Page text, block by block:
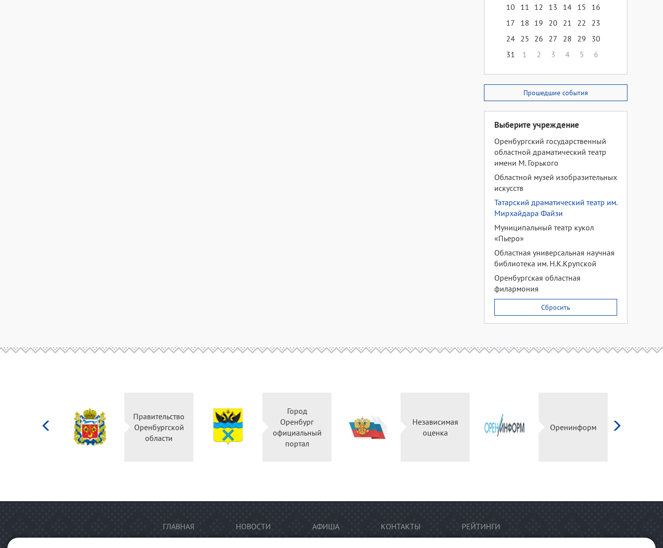
10
11 12 13 14 15
16
17
18 19 20 21 22
23
24 25 26 27 28 29
30
31
1 2 3 4 5 6
Прошедшие события
Выберите учреждение
Оренбургский государственный
областной драматический театр
имени М. Горького
Областной музей изобразительных
искусств
Татарский драматический театр им.
Мирхайдара Файзи
Муниципальный театр кукол
«Пьеро»
Областная универсальная научная
библиотека им. Н.К.Крупской
Оренбургская областная
филармония
Сбросить
Правительство
Оренбургской
области
Город
Оренбург
официальный
портал
Независимая
оценка
Оренинформ
ГЛАВНАЯ НОВОСТИ АФИША КОНТАКТЫ РЕЙТИНГИ